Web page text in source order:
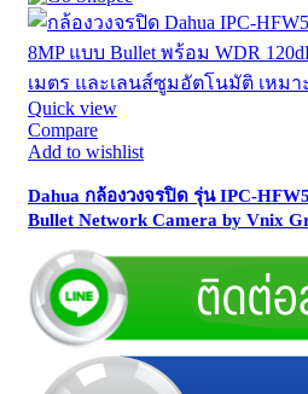
Quick view
Compare
Add to wishlist
Dahua กล้องวงจรปิด รุ่น IPC-
Bullet Network Camera by Vnix